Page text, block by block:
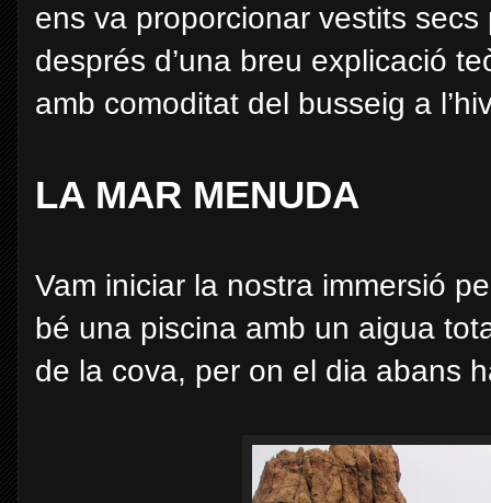
ens va proporcionar vestits
després d’una breu explicació
amb comoditat del busseig a
LA MAR MENUDA
Vam iniciar la nostra immersió
bé una piscina amb un aigua
de la cova, per on el dia abans